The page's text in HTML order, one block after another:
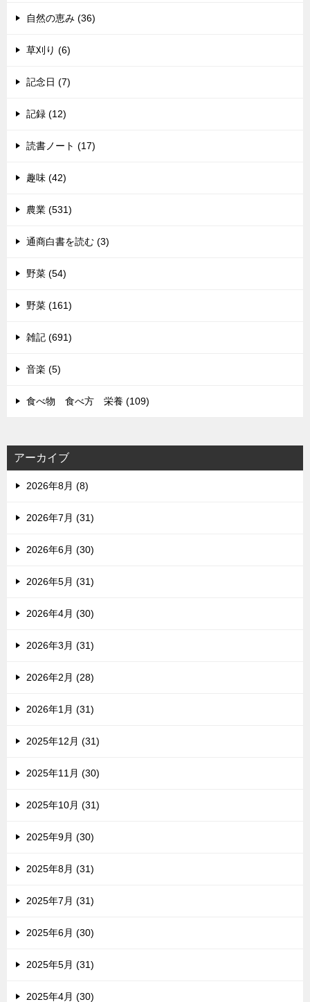
自然の恵み (36)
草刈り (6)
記念日 (7)
記録 (12)
読書ノート (17)
趣味 (42)
農業 (531)
通商白書を読む (3)
野菜 (54)
野菜 (161)
雑記 (691)
音楽 (5)
食べ物 食べ方 栄養 (109)
アーカイブ
2026年8月 (8)
2026年7月 (31)
2026年6月 (30)
2026年5月 (31)
2026年4月 (30)
2026年3月 (31)
2026年2月 (28)
2026年1月 (31)
2025年12月 (31)
2025年11月 (30)
2025年10月 (31)
2025年9月 (30)
2025年8月 (31)
2025年7月 (31)
2025年6月 (30)
2025年5月 (31)
2025年4月 (30)